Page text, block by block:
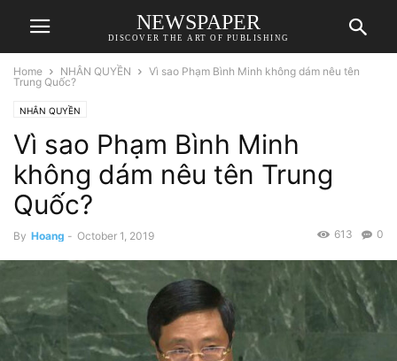
NEWSPAPER
DISCOVER THE ART OF PUBLISHING
Home NHÂN QUYỀN
Vì sao Phạm Bình Minh không dám nêu tên
Trung Quốc?
NHÂN QUYỀN
Vì sao Phạm Bình Minh
không dám nêu tên Trung
Quốc?
By Hoang - October 1, 2019 0
613